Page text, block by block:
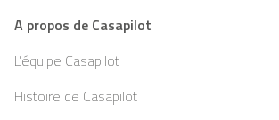
A propos de Casapilot
L’équipe Casapilot
Histoire de Casapilot